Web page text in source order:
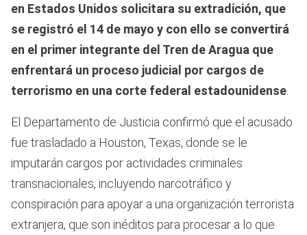
en Estados Unidos solicitara su extradición, que
se registró el 14 de mayo y con ello se convertirá
en el primer integrante del Tren de Aragua que
enfrentará un proceso judicial por cargos de
terrorismo en una corte federal estadounidense
El Departamento de Justicia confirmó que el acusado
fue trasladado a Houston, Texas, donde se le
imputarán cargos por actividades criminales
transnacionales, incluyendo narcotráfico y
conspiración para apoyar a una organización terrorista
extranjera, que son inéditos para procesar a lo que